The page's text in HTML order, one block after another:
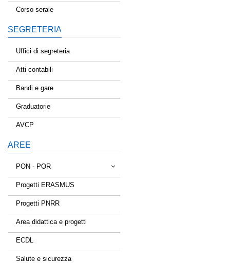
Corso serale
SEGRETERIA
Uffici di segreteria
Atti contabili
Bandi e gare
Graduatorie
AVCP
AREE
PON - POR
Tessere la rete
Estate a scuola
Scuola d'estate
Progetti ERASMUS
Progetti PNRR
Area didattica e progetti
ECDL
Salute e sicurezza